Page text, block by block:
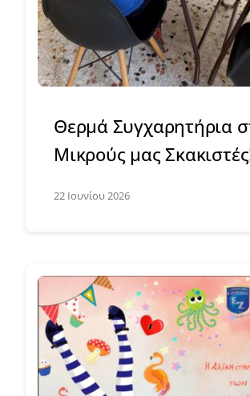
Θερμά Συγχαρητήρια
Μικρούς μας
22 Ιουνίου 2026